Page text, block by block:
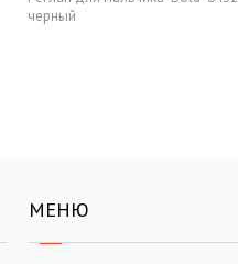
черный
МЕНЮ